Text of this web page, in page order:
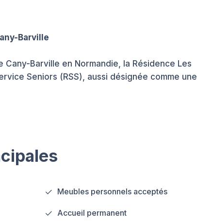
Barville
Barville en Normandie, la Résidence Les
Seniors (RSS), aussi désignée comme une
Meubles personnels acceptés
Accueil permanent